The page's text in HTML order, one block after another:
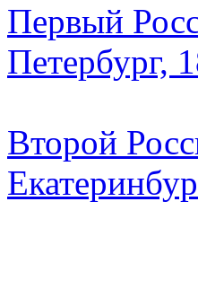
Первый
Петербург,
Второй